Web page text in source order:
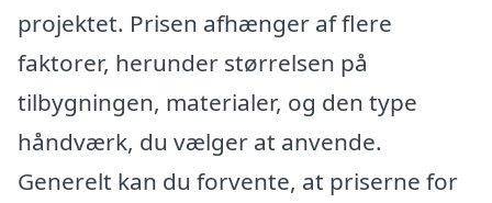
projektet. Prisen afhænger af flere
faktorer, herunder størrelsen på
tilbygningen, materialer, og den type
håndværk, du vælger at anvende.
Generelt kan du forvente, at priserne for